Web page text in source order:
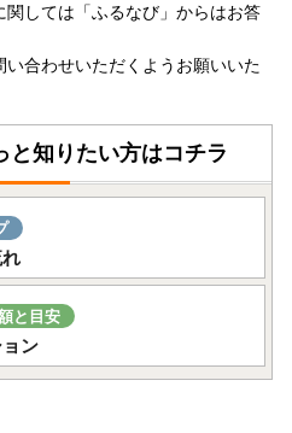
特例申請書の返送先が変更とな
うよろしくお願いいたします。
室 行
は、変更前の送付先が記載され
合でも、2027年1月10日までに
すのでご安心ください。
お知らせ
り、厚く御礼申し上げます。
しては「ふるなび」からはお答
合わせいただくようお願いいた
と知りたい方はコチラ
と目安
ン